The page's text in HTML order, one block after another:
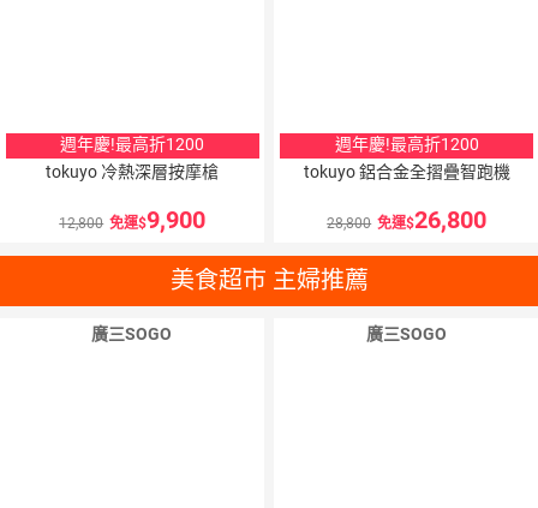
週年慶!最高折1200
tokuyo 冷熱深層按摩槍
12,800 免運 9,900
週年慶!最高折1200
tokuyo 鋁合金全摺疊智跑機
28,800 免運 26,800
美食超市 主婦推薦
廣三SOGO 廣三SOGO